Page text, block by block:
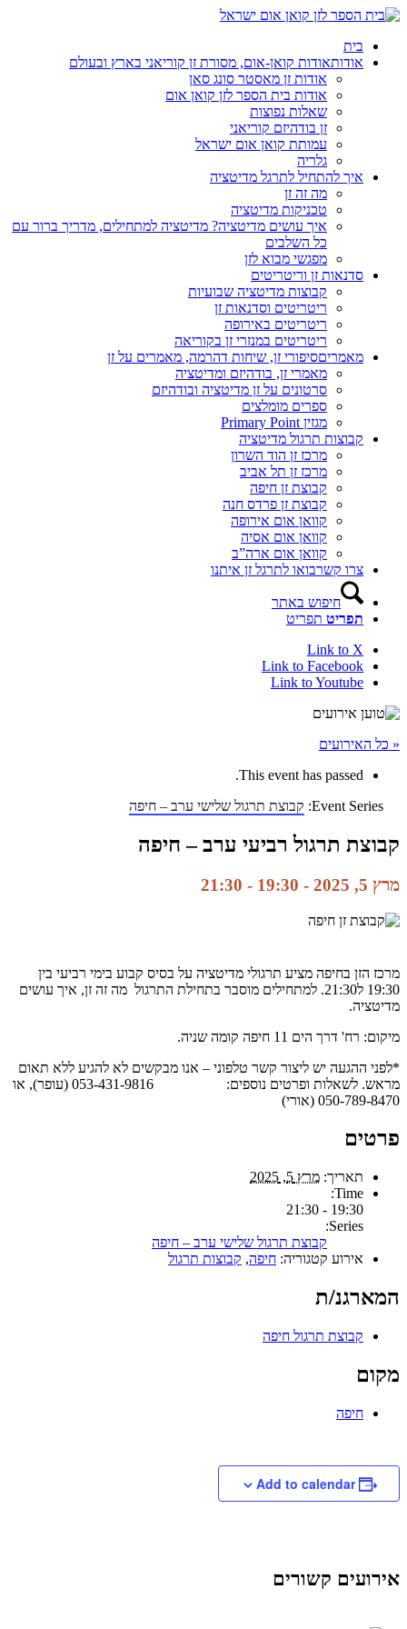
בית
אודותאודות קואן-אום, מסורת זן קוריאני בארץ ובעולם
אודות זן מאסטר סונג סאן
אודות בית הספר לזן קואן אום
שאלות נפוצות
זן בודהיזם קוריאני
עמותת קואן אום ישראל
גלריה
איך להתחיל לתרגל מדיטציה
מה זה זן
טכניקות מדיטציה
איך עושים מדיטציה? מדיטציה למתחילים, מדריך ברור עם
כל השלבים
מפגשי מבוא לזן
סדנאות זן וריטריטים
קבוצות מדיטציה שבועיות
ריטריטים וסדנאות זן
ריטריטים באירופה
ריטריטים במנזרי זן בקוריאה
מאמריםסיפורי זן, שיחות דהרמה, מאמרים על זן
מאמרי זן, בודהיזם ומדיטציה
סרטונים על זן מדיטציה ובודהיזם
ספרים מומלצים
מגזין Primary Point
קבוצות תרגול מדיטציה
מרכז זן הוד השרון
מרכז זן תל אביב
קבוצת זן חיפה
קבוצת זן פרדס חנה
קוואן אום אירופה
קוואן אום אסיה
קוואן אום ארה”ב
צרו קשרבואו לתרגל זן איתנו
חיפוש באתר
תפריט תפריט
Link to X
Link to Facebook
Link to Youtube
« כל האירועים
This event has passed.
Event Series: קבוצת תרגול שלישי ערב – חיפה
קבוצת תרגול רביעי ערב – חיפה
מרץ 5, 2025 - 19:30 -
21:30
מרכז הזן בחיפה מציע תרגולי מדיטציה על בסיס קבוע בימי רביעי בין
19:30 ל21:30. למתחילים מוסבר בתחילת התרגול מה זה זן, איך עושים
מדיטציה.
מיקום: רח' דרך הים 11 חיפה קומה שניה.
*לפני ההגעה יש ליצור קשר טלפוני – אנו מבקשים לא להגיע ללא תאום
מראש. לשאלות ופרטים נוספים: 053-431-9816 (עופר), או
050-789-8470 (אורי)
פרטים
תאריך: מרץ 5, 2025
Time:
19:30 - 21:30
Series:
קבוצת תרגול שלישי ערב – חיפה
אירוע קטגוריה: חיפה, קבוצות תרגול
המארגנ/ת
קבוצת תרגול חיפה
מקום
חיפה
Add to calendar
אירועים קשורים